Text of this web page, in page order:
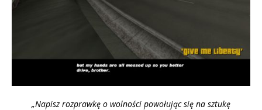
„Napisz rozprawkę o wolności powołując się na sztukę